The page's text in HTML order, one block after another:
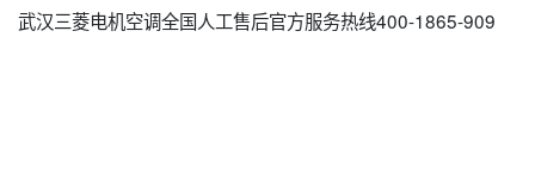
武汉三菱电机空调全国人工售后官方服务热线400-1865-909